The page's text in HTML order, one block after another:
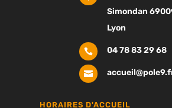
Simondan
Lyon
 04 78 83 29 68

HORAIRES D'ACCUEIL